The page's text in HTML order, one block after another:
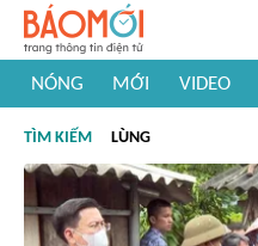
NÓNG MỚI VIDEO
#Khám phá thế giới
TÌM KIẾM LÙNG